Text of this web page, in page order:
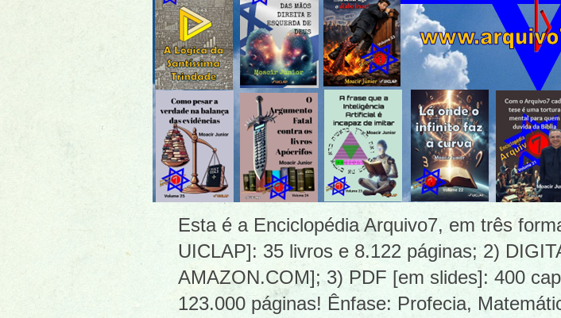
Esta é a Enciclopédia Arquivo7, em três
UICLAP]: 35 livros e 8.122 páginas; 2)
AMAZON.COM]; 3) PDF [em slides]: 400
123.000 páginas! Ênfase: Profecia,